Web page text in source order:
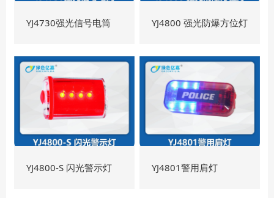
YJ4730强光信号电筒 YJ4800 强光防爆方位灯
YJ4800-S 闪光警示灯 YJ4801警用肩灯